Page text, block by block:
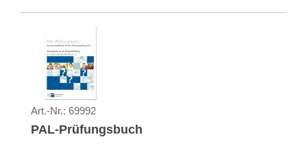
Art.-Nr.: 69992
PAL-Prüfungsbuch